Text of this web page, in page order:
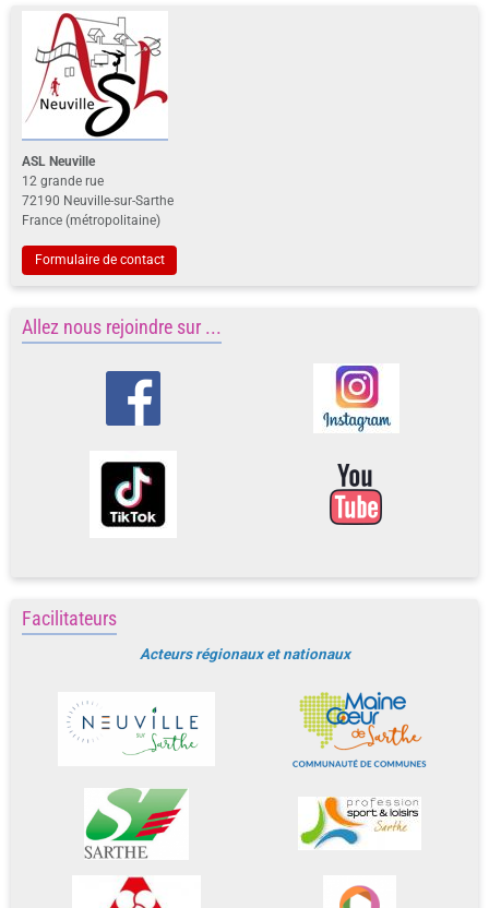
ASL Neuville
12 grande rue
72190 Neuville-sur-Sarthe
France (métropolitaine)
Formulaire de contact
Allez nous rejoindre sur ...
Facilitateurs
Acteurs régionaux et nationaux